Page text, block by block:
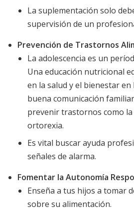
La suplementación solo
supervisión de un
Prevención de Trastornos
La adolescencia es un
Una educación nutricional
en la salud y el bienestar
buena comunicación
prevenir trastornos como
ortorexia.
Es vital buscar ayuda
señales de alarma.
Fomentar la Autonomía
Enseña a tus hijos a tomar
sobre su alimentación.